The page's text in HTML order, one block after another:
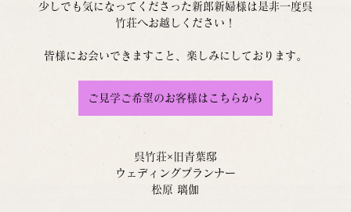
少しでも気になってくださった新郎新婦様は是非一度呉
竹荘へお越しください！
皆様にお会いできますこと、楽しみにしております。
ご見学ご希望のお客様はこちらから
呉竹荘×旧青葉邸
ウェディングプランナー
松原 璃伽